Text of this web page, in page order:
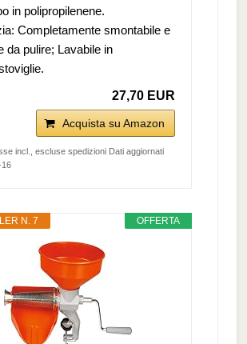
in polipropilenene.
Completamente smontabile e
da pulire; Lavabile in
27,70 EUR
Acquista su Amazon
incl., escluse spedizioni Dati aggiornati
16
OFFERTA
N. 7